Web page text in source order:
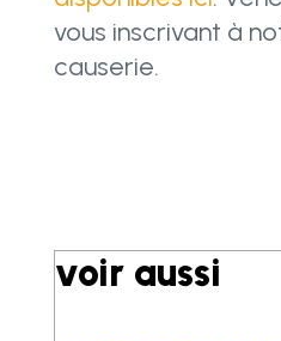
vous inscrivant à
causerie.
voir aussi